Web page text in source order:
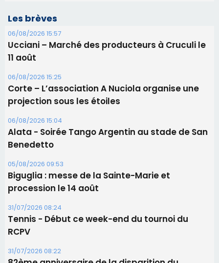
Alata - Soirée Tango Argentin au stade de San
Benedetto
05/08/2026 09:53
Biguglia : messe de la Sainte-Marie et
procession le 14 août
31/07/2026 08:24
Tennis - Début ce week-end du tournoi du
RCPV
31/07/2026 08:22
82ème anniversaire de la disparition du
Commandant Antoine de Saint Exupery
Les plus lus
Satine Nomary est la nouvelle Miss Corse 2026
d'un spectacle qui ne reviendra pas avant 2081